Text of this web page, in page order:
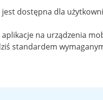
dostępna dla
na urządzenia
standardem